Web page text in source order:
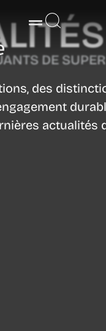
DE
des
actualités